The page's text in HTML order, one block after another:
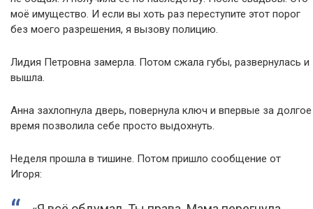
моё имущество. И если вы хоть раз переступите этот порог
без моего разрешения, я вызову полицию.
Лидия Петровна замерла. Потом сжала губы, развернулась и
вышла.
Анна захлопнула дверь, повернула ключ и впервые за долгое
время позволила себе просто выдохнуть.
Неделя прошла в тишине. Потом пришло сообщение от
Игоря: